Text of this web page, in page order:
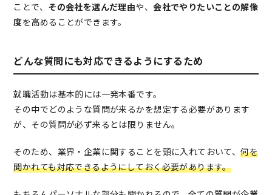
ことで、 その会社を選んだ理由や、会社でやりたいことの解像
度を高めることができます。
どんな質問にも対応できるようにするため
就職活動は基本的には一発本番です。
その中でどのような質問が来るかを想定する必要があります
が、その質問が必ず来るとは限りません。
そのため、業界・企業に関することを頭に入れておいて、何を
聞かれても対応できるようにしておく必要があります。